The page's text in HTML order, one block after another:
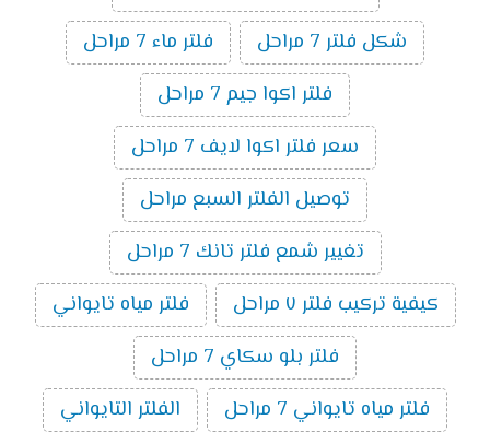
شكل فلتر 7 مراحل
فلتر ماء 7 مراحل
فلتر اكوا جيم 7 مراحل
سعر فلتر اكوا لايف 7 مراحل
توصيل الفلتر السبع مراحل
تغيير شمع فلتر تانك 7 مراحل
كيفية تركيب فلتر ٧ مراحل
فلتر مياه تايواني
فلتر بلو سكاي 7 مراحل
فلتر مياه تايواني 7 مراحل
الفلتر التايواني